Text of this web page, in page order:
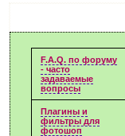
F.A.Q. по форуму
- часто
задаваемые
вопросы
Плагины и
фильтры для
фотошоп